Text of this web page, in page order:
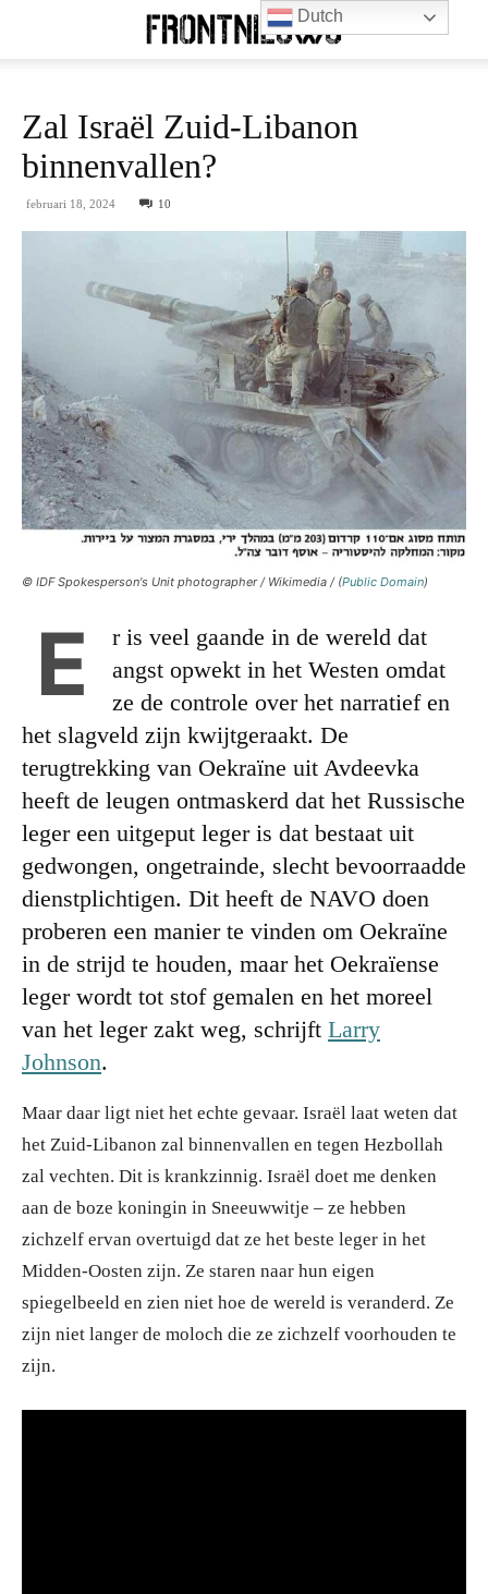
Zal Israël Zuid-Libanon
binnenvallen?
februari 18, 2024 10
© IDF Spokesperson's Unit photographer / Wikimedia / (Public Domain)
E
r is veel gaande in de wereld dat
angst opwekt in het Westen omdat
ze de controle over het narratief en
het slagveld zijn kwijtgeraakt. De
terugtrekking van Oekraïne uit Avdeevka
heeft de leugen ontmaskerd dat het Russische
leger een uitgeput leger is dat bestaat uit
gedwongen, ongetrainde, slecht bevoorraadde
dienstplichtigen. Dit heeft de NAVO doen
proberen een manier te vinden om Oekraïne
in de strijd te houden, maar het Oekraïense
leger wordt tot stof gemalen en het moreel
van het leger zakt weg, schrijft Larry
Johnson.
Maar daar ligt niet het echte gevaar. Israël laat weten dat
het Zuid-Libanon zal binnenvallen en tegen Hezbollah
zal vechten. Dit is krankzinnig. Israël doet me denken
aan de boze koningin in Sneeuwwitje – ze hebben
zichzelf ervan overtuigd dat ze het beste leger in het
Midden-Oosten zijn. Ze staren naar hun eigen
spiegelbeeld en zien niet hoe de wereld is veranderd. Ze
zijn niet langer de moloch die ze zichzelf voorhouden te
zijn.
Dutch